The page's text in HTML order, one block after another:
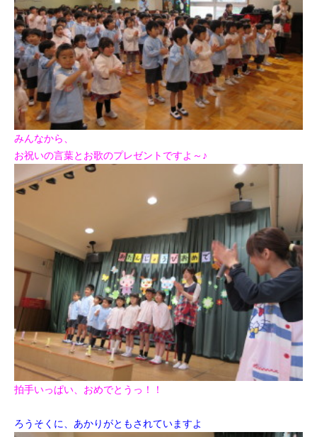
みんなから、
お祝いの言葉とお歌のプレゼントですよ～♪
拍手いっぱい、おめでとうっ！！
ろうそくに、あかりがともされていますよ